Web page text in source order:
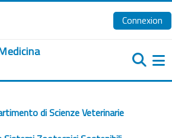
Connexion
di Scienze Veterinarie